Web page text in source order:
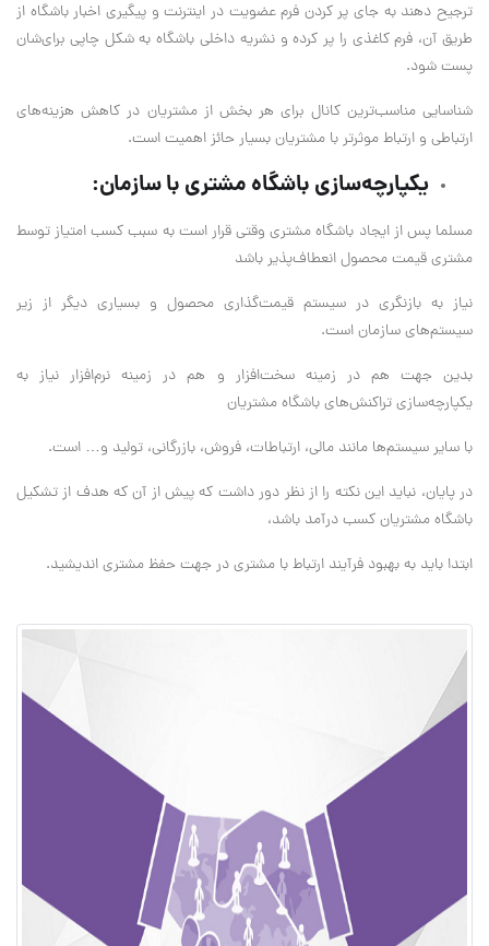
ترجیح دهند به جای پر کردن فرم عضویت در ‌اینترنت و پیگیری اخبار باشگاه از
طریق آن، فرم کاغذی را پر کرده و نشریه داخلی باشگاه به شکل چاپی برای‌شان
پست شود.
شناسایی مناسب‌ترین کانال برای هر بخش از مشتریان در کاهش هزینه‌های
ارتباطی و ارتباط موثرتر با مشتریان بسیار حائز اهمیت است.
یکپارچه‌سازی باشگاه مشتری با سازمان‌:
مسلما پس از ‌ایجاد باشگاه مشتری وقتی قرار است به سبب کسب امتیاز توسط
مشتری قیمت محصول انعطاف‌پذیر باشد
نیاز به بازنگری در سیستم قیمت‌گذاری محصول و بسیاری دیگر از زیر
سیستم‌های سازمان است.
بدین جهت هم در زمینه سخت‌افزار و هم در زمینه نرم‌افزار نیاز به
یکپارچه‌سازی تراکنش‌های باشگاه مشتریان
با سایر سیستم‌ها مانند مالی، ارتباطات، فروش، بازرگانی، تولید و… است.
در پایان، نباید ‌این نکته را از نظر دور داشت که پیش از آن که هدف از تشکیل
باشگاه مشتریان کسب درآمد باشد،
ابتدا باید به بهبود فرآیند ارتباط با مشتری در جهت حفظ مشتری اندیشید.